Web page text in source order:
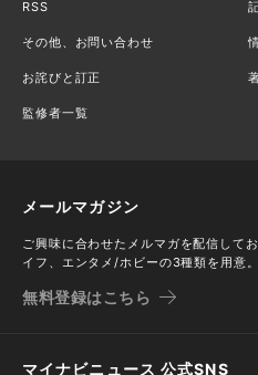
RSS
その他、お問い合わせ
お詫びと訂正
監修者一覧
メールマガジン
ご興味に合わせたメルマガを配信して
イフ、エンタメ/ホビーの3種類を用意。
無料登録はこちら
マイナビニュース 公式SNS